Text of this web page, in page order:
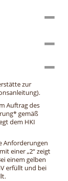
zur
Auftrag des
gemäß
dem HKI
Anforderungen
einer „2“ zeigt
einem gelben
erfüllt und bei